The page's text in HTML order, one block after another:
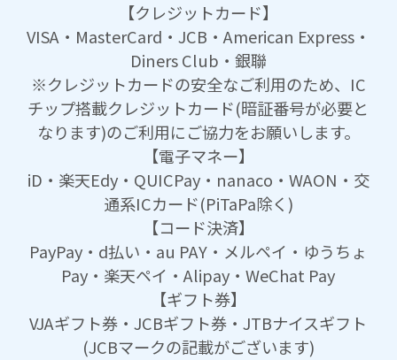
【クレジットカード】
VISA・MasterCard・JCB・American Express・
Diners Club・銀聯
※クレジットカードの安全なご利用のため、IC
チップ搭載クレジットカード(暗証番号が必要と
なります)のご利用にご協力をお願いします。
【電子マネー】
iD・楽天Edy・QUICPay・nanaco・WAON・交
通系ICカード(PiTaPa除く)
【コード決済】
PayPay・d払い・au PAY・メルペイ・ゆうちょ
Pay・楽天ペイ・Alipay・WeChat Pay
【ギフト券】
VJAギフト券・JCBギフト券・JTBナイスギフト
(JCBマークの記載がございます)